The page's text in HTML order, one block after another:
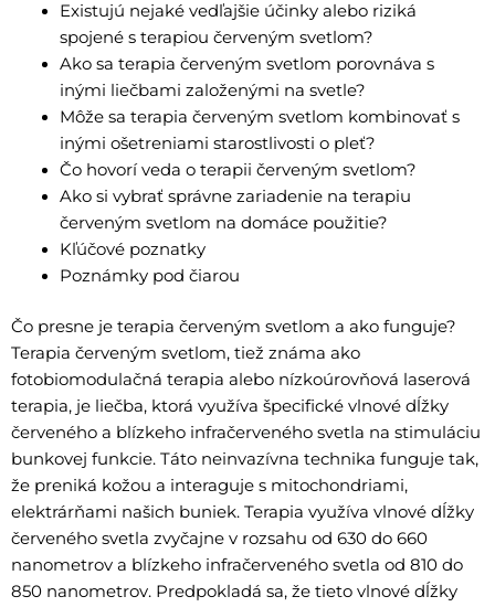
Existujú nejaké vedľajšie účinky alebo riziká
spojené s terapiou červeným svetlom?
Ako sa terapia červeným svetlom porovnáva s
inými liečbami založenými na svetle?
Môže sa terapia červeným svetlom kombinovať s
inými ošetreniami starostlivosti o pleť?
Čo hovorí veda o terapii červeným svetlom?
Ako si vybrať správne zariadenie na terapiu
červeným svetlom na domáce použitie?
Kľúčové poznatky
Poznámky pod čiarou
Čo presne je terapia červeným svetlom a ako funguje?
Terapia červeným svetlom, tiež známa ako
fotobiomodulačná terapia alebo nízkoúrovňová laserová
terapia, je liečba, ktorá využíva špecifické vlnové dĺžky
červeného a blízkeho infračerveného svetla na stimuláciu
bunkovej funkcie. Táto neinvazívna technika funguje tak,
že preniká kožou a interaguje s mitochondriami,
elektrárňami našich buniek. Terapia využíva vlnové dĺžky
červeného svetla zvyčajne v rozsahu od 630 do 660
nanometrov a blízkeho infračerveného svetla od 810 do
850 nanometrov. Predpokladá sa, že tieto vlnové dĺžky